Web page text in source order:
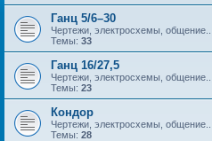
Ганц 5/6–30
Чертежи, электросхемы, общение...
Темы: 33
Ганц 16/27,5
Чертежи, электросхемы, общение...
Темы: 23
Кондор
Чертежи, электросхемы, общение...
Темы: 28